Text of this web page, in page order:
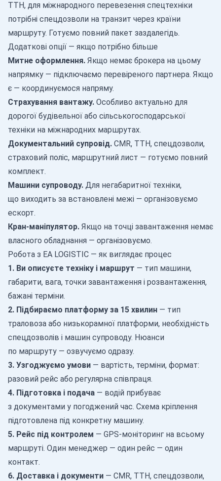
ТТН, для міжнародного перевезення спецтехніки
потрібні спецдозволи на транзит через країни
маршруту. Готуємо повний пакет заздалегідь.
Додаткові опції — якщо потрібно більше
Митне оформлення. Якщо немає брокера на цьому
напрямку — підключаємо перевіреного партнера. Якщо
є — координуємося напряму.
Страхування вантажу. Особливо актуально для
дорогої будівельної або сільськогосподарської
техніки на міжнародних маршрутах.
Документальний супровід. CMR, ТТН, спецдозволи,
страховий поліс, маршрутний лист — готуємо повний
комплект.
Машини супроводу. Для негабаритної техніки,
що виходить за встановлені межі — організовуємо
ескорт.
Кран-маніпулятор. Якщо на точці завантаження немає
власного обладнання — організовуємо.
Робота з EA LOGISTIC — як виглядає процес
1. Ви описуєте техніку і маршрут — тип машини,
габарити, вага, точки завантаження і розвантаження,
бажані терміни.
2. Підбираємо платформу за 15 хвилин — тип
траловоза або низькорамної платформи, необхідність
спецдозволів і машин супроводу. Нюанси
по маршруту — озвучуємо одразу.
3. Узгоджуємо умови — вартість, терміни, формат:
разовий рейс або регулярна співпраця.
4. Підготовка і подача — водій прибуває
з документами у погоджений час. Схема кріплення
підготовлена під конкретну машину.
5. Рейс під контролем — GPS-моніторинг на всьому
маршруті. Один менеджер — один рейс — один
контакт.
6. Доставка і документи — CMR, ТТН, спецдозволи,